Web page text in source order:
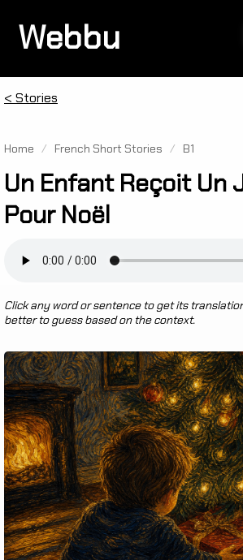
Webbu
< Stories
Home / French Short Stories / B1
Un Enfant Reçoit Un
Pour Noël
Click any word or sentence to get its
better to guess based on the context.